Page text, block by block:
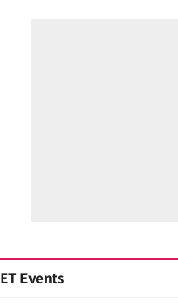
ET Events